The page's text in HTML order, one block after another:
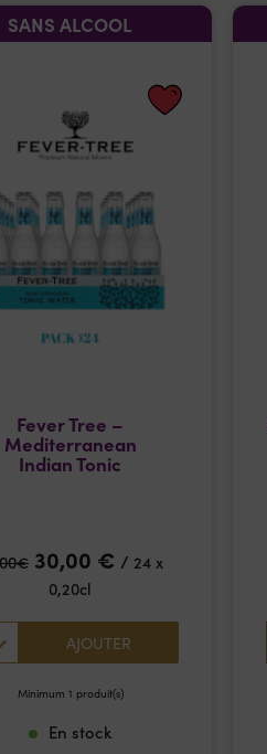
SANS ALCOOL
Fever Tree –
Mediterranean
Indian Tonic
€ 30,00 € / 24 x
0,20cl
AJOUTER
Minimum 1 produit(s)
En stock